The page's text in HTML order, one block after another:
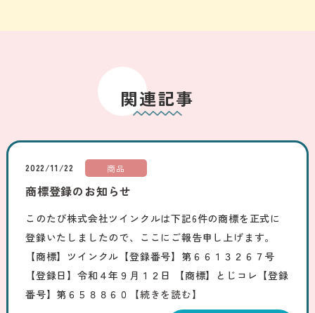
関連記事
2022/11/22 商品
商標登録のお知らせ
このたび株式会社ツインクルは下記6件の商標を正式に
登録いたしましたので、ここにご報告申し上げます。
【商標】ツインクル【登録番号】第６６１３２６７号
【登録日】令和４年９月１２日 【商標】とじコレ【登録
番号】第６５８８６０
【続きを読む】